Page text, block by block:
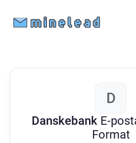
D
Danskebank E-
Format